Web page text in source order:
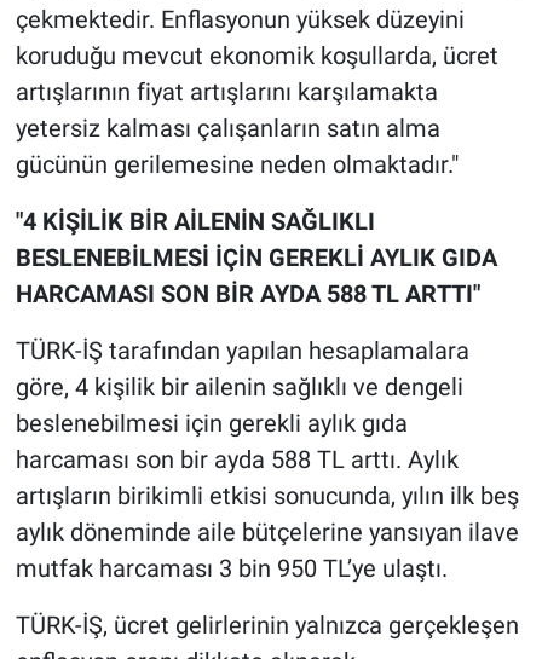
çekmektedir. Enflasyonun yüksek düzeyini
koruduğu mevcut ekonomik koşullarda, ücret
artışlarının fiyat artışlarını karşılamakta
yetersiz kalması çalışanların satın alma
gücünün gerilemesine neden olmaktadır."
"4 KİŞİLİK BİR AİLENİN SAĞLIKLI
BESLENEBİLMESİ İÇİN GEREKLİ AYLIK GIDA
HARCAMASI SON BİR AYDA 588 TL ARTTI"
TÜRK-İŞ tarafından yapılan hesaplamalara
göre, 4 kişilik bir ailenin sağlıklı ve dengeli
beslenebilmesi için gerekli aylık gıda
harcaması son bir ayda 588 TL arttı. Aylık
artışların birikimli etkisi sonucunda, yılın ilk beş
aylık döneminde aile bütçelerine yansıyan ilave
mutfak harcaması 3 bin 950 TL’ye ulaştı.
TÜRK-İŞ, ücret gelirlerinin yalnızca gerçekleşen